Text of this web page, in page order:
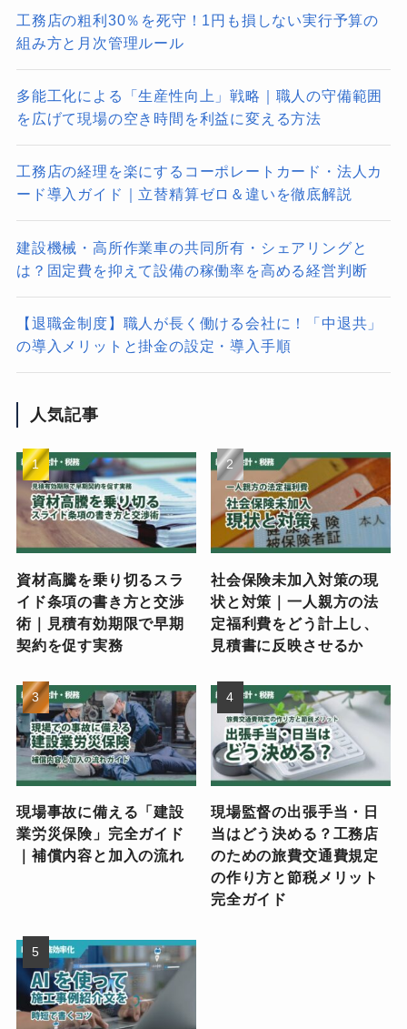
工務店の粗利30％を死守！1円も損しない実行予算の
組み方と月次管理ルール
多能工化による「生産性向上」戦略｜職人の守備範囲
を広げて現場の空き時間を利益に変える方法
工務店の経理を楽にするコーポレートカード・法人カ
ード導入ガイド｜立替精算ゼロ＆違いを徹底解説
建設機械・高所作業車の共同所有・シェアリングと
は？固定費を抑えて設備の稼働率を高める経営判断
【退職金制度】職人が長く働ける会社に！「中退共」
の導入メリットと掛金の設定・導入手順
人気記事
資材高騰を乗り切るスラ
イド条項の書き方と交渉
術｜見積有効期限で早期
契約を促す実務
社会保険未加入対策の現
状と対策｜一人親方の法
定福利費をどう計上し、
見積書に反映させるか
現場事故に備える「建設
業労災保険」完全ガイド
｜補償内容と加入の流れ
現場監督の出張手当・日
当はどう決める？工務店
のための旅費交通費規定
の作り方と節税メリット
完全ガイド